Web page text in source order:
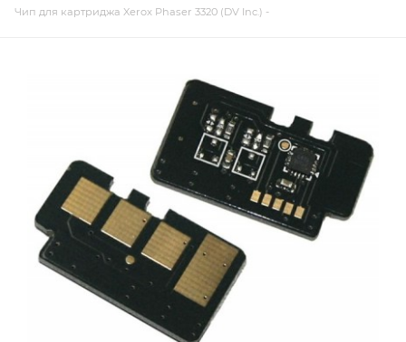
Чип для картриджа Xerox Phaser 3320 (DV Inc.) -